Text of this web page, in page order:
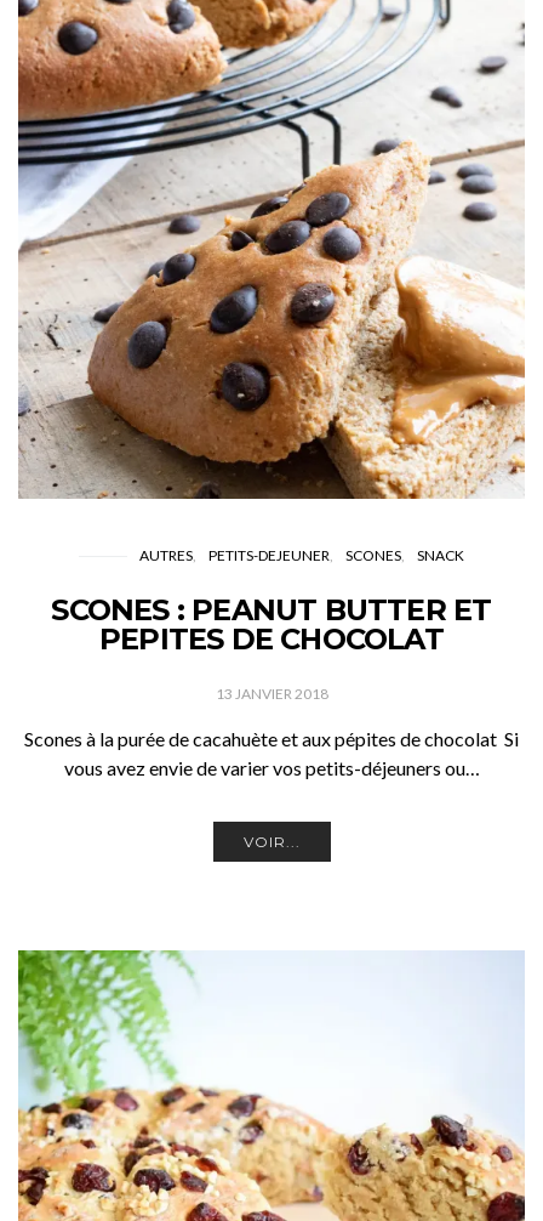
AUTRES PETITS-DEJEUNER SCONES SNACK
SCONES : PEANUT BUTTER ET
PEPITES DE CHOCOLAT
13 JANVIER 2018
Scones à la purée de cacahuète et aux pépites de chocolat Si
vous avez envie de varier vos petits-déjeuners ou…
VOIR...